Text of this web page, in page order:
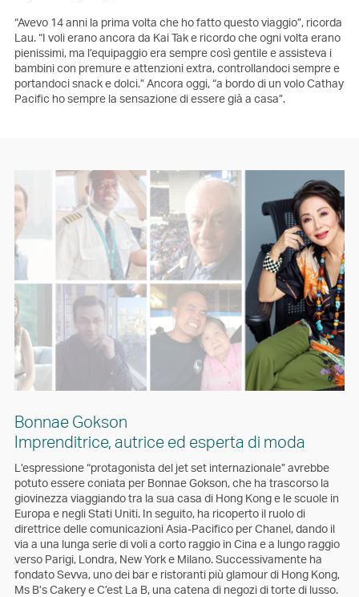
“Avevo 14 anni la prima volta che ho fatto questo viaggio”, ricorda
Lau. “I voli erano ancora da Kai Tak e ricordo che ogni volta erano
pienissimi, ma l’equipaggio era sempre così gentile e assisteva i
bambini con premure e attenzioni extra, controllandoci sempre e
portandoci snack e dolci.” Ancora oggi, “a bordo di un volo Cathay
Pacific ho sempre la sensazione di essere già a casa”.
Bonnae Gokson
Imprenditrice, autrice ed esperta di moda
L’espressione “protagonista del jet set internazionale” avrebbe
potuto essere coniata per Bonnae Gokson, che ha trascorso la
giovinezza viaggiando tra la sua casa di Hong Kong e le scuole in
Europa e negli Stati Uniti. In seguito, ha ricoperto il ruolo di
direttrice delle comunicazioni Asia-Pacifico per Chanel, dando il
via a una lunga serie di voli a corto raggio in Cina e a lungo raggio
verso Parigi, Londra, New York e Milano. Successivamente ha
fondato Sevva, uno dei bar e ristoranti più glamour di Hong Kong,
Ms B’s Cakery e C’est La B, una catena di negozi di torte di lusso.